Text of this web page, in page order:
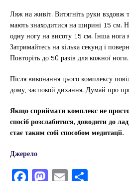
Ляж на живіт. Витягніть руки вздовж
мають знаходитися на ширині 15 см.
одну ногу на висоту 15 см. Інша нога
Затримайтесь на кілька секунд і
Повторіть до 50 разів для кожної ноги.
Після виконання цього комплексу
дому, заспокой дихання. Думай про
Якщо сприймати комплекс не
спосіб розслабитися, доводити до
стає таким собі способом медитації.
Джерело